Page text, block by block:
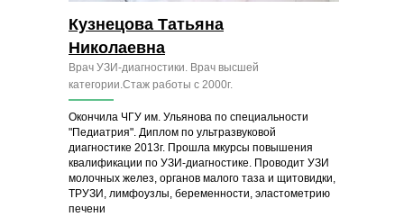
Врач УЗИ-диагностики. Врач высшей
категории.Стаж работы с 2000г.
Окончила ЧГУ им. Ульянова по специальности
"Педиатрия". Диплом по ультразвуковой
диагностике 2013г. Прошла мкурсы повышения
квалификации по УЗИ-диагностике. Проводит УЗИ
молочных желез, органов малого таза и щитовидки,
ТРУЗИ, лимфоузлы, беременности, эластометрию
печени
Кузнецова Татьяна
Николаевна